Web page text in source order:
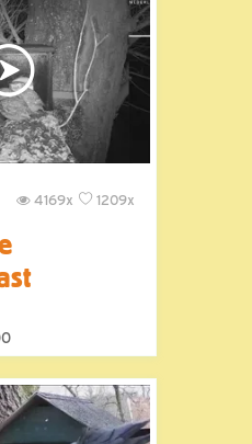
1209x
4169x